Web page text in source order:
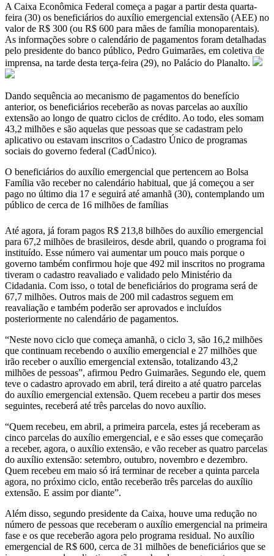
A Caixa Econômica Federal começa a pagar a partir desta quarta-
feira (30) os beneficiários do auxílio emergencial extensão (AEE) no
valor de R$ 300 (ou R$ 600 para mães de família monoparentais).
As informações sobre o calendário de pagamentos foram detalhadas
pelo presidente do banco público, Pedro Guimarães, em coletiva de
imprensa, na tarde desta terça-feira (29), no Palácio do Planalto.
Dando sequência ao mecanismo de pagamentos do benefício
anterior, os beneficiários receberão as novas parcelas ao auxílio
extensão ao longo de quatro ciclos de crédito. Ao todo, eles somam
43,2 milhões e são aquelas que pessoas que se cadastram pelo
aplicativo ou estavam inscritos o Cadastro Único de programas
sociais do governo federal (CadÚnico).
O beneficiários do auxílio emergencial que pertencem ao Bolsa
Família vão receber no calendário habitual, que já começou a ser
pago no último dia 17 e seguirá até amanhã (30), contemplando um
público de cerca de 16 milhões de famílias
Até agora, já foram pagos R$ 213,8 bilhões do auxílio emergencial
para 67,2 milhões de brasileiros, desde abril, quando o programa foi
instituído. Esse número vai aumentar um pouco mais porque o
governo também confirmou hoje que 492 mil inscritos no programa
tiveram o cadastro reavaliado e validado pelo Ministério da
Cidadania. Com isso, o total de beneficiários do programa será de
67,7 milhões. Outros mais de 200 mil cadastros seguem em
reavaliação e também poderão ser aprovados e incluídos
posteriormente no calendário de pagamentos.
“Neste novo ciclo que começa amanhã, o ciclo 3, são 16,2 milhões
que continuam recebendo o auxílio emergencial e 27 milhões que
irão receber o auxílio emergencial extensão, totalizando 43,2
milhões de pessoas”, afirmou Pedro Guimarães. Segundo ele, quem
teve o cadastro aprovado em abril, terá direito a até quatro parcelas
do auxílio emergencial extensão. Quem recebeu a partir dos meses
seguintes, receberá até três parcelas do novo auxílio.
“Quem recebeu, em abril, a primeira parcela, estes já receberam as
cinco parcelas do auxílio emergencial, e e são esses que começarão
a receber, agora, o auxílio extensão, e vão receber as quatro parcelas
do auxílio extensão: setembro, outubro, novembro e dezembro.
Quem recebeu em maio só irá terminar de receber a quinta parcela
agora, no próximo ciclo, então receberão três parcelas do auxílio
extensão. E assim por diante”.
Além disso, segundo presidente da Caixa, houve uma redução no
número de pessoas que receberam o auxílio emergencial na primeira
fase e os que receberão agora pelo programa residual. No auxílio
emergencial de R$ 600, cerca de 31 milhões de beneficiários que se